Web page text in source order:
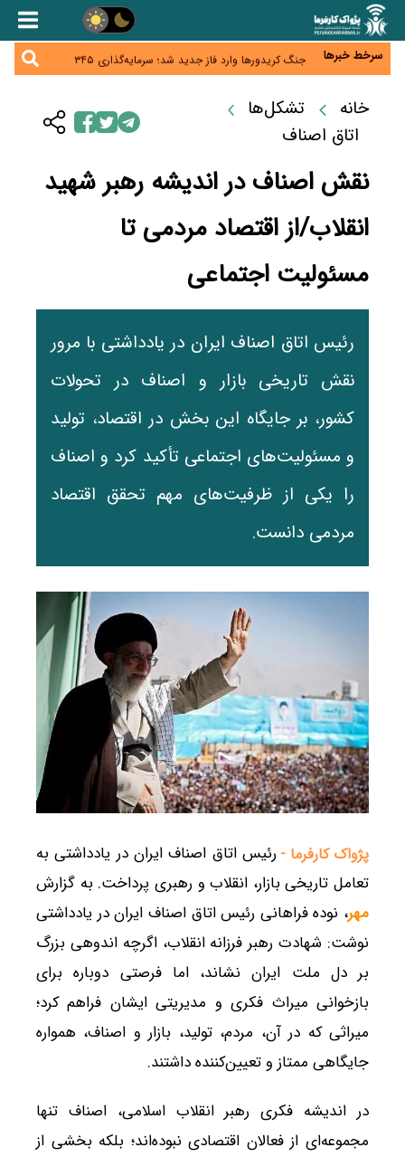
سرخط خبرها
همایش و مسابقه نذری ماه صفر برگزار شد
زائران اربعین نگران ارز باقی‌مانده نباشند؛ خرید دینار در
جنگ کریدورها وارد فاز جدید شد؛ سرمایه‌گذاری ۳۴۵
میلیارد دلاری اوراسیا تا ۲۰۳۵
شبکه کمتر توسعه می‌یابد
تأمین سرمایه در گردش بدون خلق نقدینگی؛ نقش
جدید سیاست‌های مالیاتی در حمایت از تولید
خانه
تشکل‌ها
اتاق اصناف
نقش اصناف در اندیشه رهبر شهید
انقلاب/از اقتصاد مردمی تا
مسئولیت اجتماعی
رئیس اتاق اصناف ایران در یادداشتی با مرور
نقش تاریخی بازار و اصناف در تحولات
کشور، بر جایگاه این بخش در اقتصاد، تولید
و مسئولیت‌های اجتماعی تأکید کرد و اصناف
را یکی از ظرفیت‌های مهم تحقق اقتصاد
مردمی دانست.
پژواک کارفرما - رئیس اتاق اصناف ایران در یادداشتی به
تعامل تاریخی بازار، انقلاب و رهبری پرداخت. به گزارش
مهر، نوده فراهانی رئیس اتاق اصناف ایران در یادداشتی
نوشت: شهادت رهبر فرزانه انقلاب، اگرچه اندوهی بزرگ
بر دل ملت ایران نشاند، اما فرصتی دوباره برای
بازخوانی میراث فکری و مدیریتی ایشان فراهم کرد؛
میراثی که در آن، مردم، تولید، بازار و اصناف، همواره
جایگاهی ممتاز و تعیین‌کننده داشتند.
در اندیشه فکری رهبر انقلاب اسلامی، اصناف تنها
مجموعه‌ای از فعالان اقتصادی نبوده‌اند؛ بلکه بخشی از